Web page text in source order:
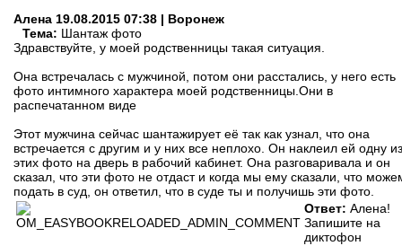
Алена 19.08.2015 07:38 | Воронеж
Тема: Шантаж фото
Здравствуйте, у моей родственницы такая ситуация.
Она встречалась с мужчиной, потом они расстались, у него есть
фото интимного характера моей родственницы.Они в
распечатанном виде
Этот мужчина сейчас шантажирует её так как узнал, что она
встречается с другим и у них все неплохо. Он наклеил ей одну из
этих фото на дверь в рабочий кабинет. Она разговаривала и он
сказал, что эти фото не отдаст и когда мы ему сказали, что
подать в суд, он ответил, что в суде ты и получишь эти фото.
Ответ: Алена!
Запишите на
диктофон